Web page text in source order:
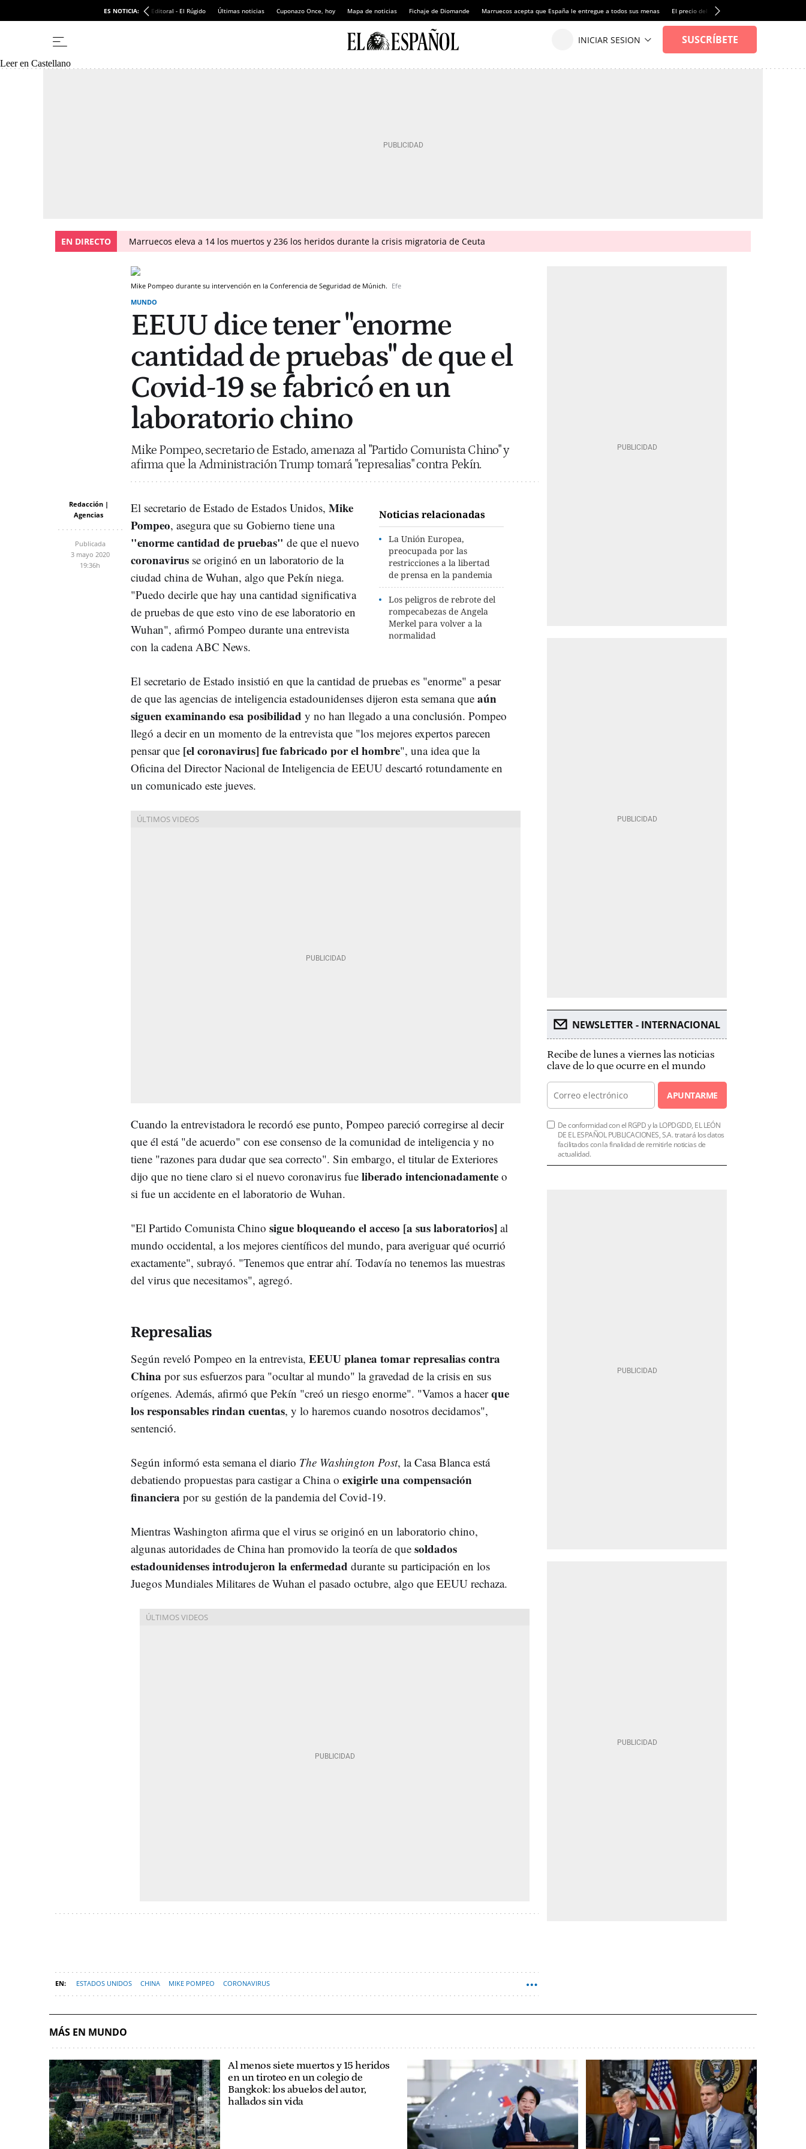
ES NOTICIA: Editoral - El Rúgido Últimas noticias Cuponazo Once, hoy Mapa de noticias Fichaje de Diomande Marruecos acepta que España le entregue a todos sus menas El precio del alquiler de vivienda baja por
Leer en Castellano
EN DIRECTO Marruecos eleva a 14 los muertos y 236 los heridos durante la crisis migratoria de Ceuta
Mike Pompeo durante su intervención en la Conferencia de Seguridad de Múnich. Efe
MUNDO
EEUU dice tener "enorme
cantidad de pruebas" de que el
Covid-19 se fabricó en un
laboratorio chino
Mike Pompeo, secretario de Estado, amenaza al "Partido Comunista Chino" y
afirma que la Administración Trump tomará "represalias" contra Pekín.
Redacción |
Agencias
Publicada
3 mayo 2020
19:36h
Noticias relacionadas
La Unión Europea,
preocupada por las
restricciones a la libertad
de prensa en la pandemia
Los peligros de rebrote del
rompecabezas de Angela
Merkel para volver a la
normalidad
El secretario de Estado de Estados Unidos, Mike
Pompeo, asegura que su Gobierno tiene una
"enorme cantidad de pruebas" de que el nuevo
coronavirus se originó en un laboratorio de la
ciudad china de Wuhan, algo que Pekín niega.
"Puedo decirle que hay una cantidad significativa
de pruebas de que esto vino de ese laboratorio en
Wuhan", afirmó Pompeo durante una entrevista
con la cadena ABC News.
El secretario de Estado insistió en que la cantidad de pruebas es "enorme" a pesar
de que las agencias de inteligencia estadounidenses dijeron esta semana que aún
siguen examinando esa posibilidad y no han llegado a una conclusión. Pompeo
llegó a decir en un momento de la entrevista que "los mejores expertos parecen
pensar que [el coronavirus] fue fabricado por el hombre", una idea que la
Oficina del Director Nacional de Inteligencia de EEUU descartó rotundamente en
un comunicado este jueves.
Cuando la entrevistadora le recordó ese punto, Pompeo pareció corregirse al decir
que él está "de acuerdo" con ese consenso de la comunidad de inteligencia y no
tiene "razones para dudar que sea correcto". Sin embargo, el titular de Exteriores
dijo que no tiene claro si el nuevo coronavirus fue liberado intencionadamente o
si fue un accidente en el laboratorio de Wuhan.
"El Partido Comunista Chino sigue bloqueando el acceso [a sus laboratorios] al
mundo occidental, a los mejores científicos del mundo, para averiguar qué ocurrió
exactamente", subrayó. "Tenemos que entrar ahí. Todavía no tenemos las muestras
del virus que necesitamos", agregó.
Represalias
Según reveló Pompeo en la entrevista, EEUU planea tomar represalias contra
China por sus esfuerzos para "ocultar al mundo" la gravedad de la crisis en sus
orígenes. Además, afirmó que Pekín "creó un riesgo enorme". "Vamos a hacerque
los responsables rindan cuentas, y lo haremos cuando nosotros decidamos",
sentenció.
Según informó esta semana el diario The Washington Post, la Casa Blanca está
debatiendo propuestas para castigar a China o exigirle una compensación
financiera por su gestión de la pandemia del Covid-19.
Mientras Washington afirma que el virus se originó en un laboratorio chino,
algunas autoridades de China han promovido la teoría de que soldados
estadounidenses introdujeron la enfermedad durante su participación en los
Juegos Mundiales Militares de Wuhan el pasado octubre, algo que EEUU rechaza.
ESTADOS UNIDOS CHINA MIKE POMPEO CORONAVIRUS
NEWSLETTER - INTERNACIONAL
Recibe de lunes a viernes las noticias
clave de lo que ocurre en el mundo
APUNTARME
De conformidad con el RGPD y la LOPDGDD, EL LEÓN
DE EL ESPAÑOL PUBLICACIONES, S.A. tratará los datos
facilitados con la finalidad de remitirle noticias de
actualidad.
MÁS EN MUNDO
Al menos siete muertos y 15 heridos
en un tiroteo en un colegio de
Bangkok: los abuelos del autor,
hallados sin vida